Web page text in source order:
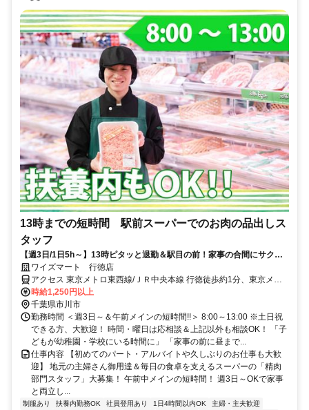
13時までの短時間 駅前スーパーでのお肉の品出しス
タッフ
【週3日/1日5h～】13時ピタッと退勤＆駅目の前！家事の合間にサクっ
と稼げる＆パート賞与もあり♪
ワイズマート 行徳店
アクセス 東京メトロ東西線/ＪＲ中央本線 行徳徒歩約1分、東京メト
ロ東西線/ＪＲ中央本線 妙典南口徒歩約18分、東京メトロ東西線/ＪＲ
中央本線 南行徳北口徒歩約21分 東西線「行徳駅」目の前！
時給1,250円以上
千葉県市川市
勤務時間 ＜週3日～＆午前メインの短時間!!＞ 8:00～13:00 ※土日祝
できる方、大歓迎！ 時間・曜日は応相談＆上記以外も相談OK！ 「子
どもが幼稚園・学校にいる時間に」 「家事の前に昼まで...
仕事内容 【初めてのパート・アルバイトや久しぶりのお仕事も大歓
迎】 地元の主婦さん御用達＆毎日の食卓を支えるスーパーの「精肉
部門スタッフ」大募集！ 午前中メインの短時間！ 週3日～OKで家事
と両立し...
制服あり 扶養内勤務OK 社員登用あり 1日4時間以内OK
主婦・主夫歓迎